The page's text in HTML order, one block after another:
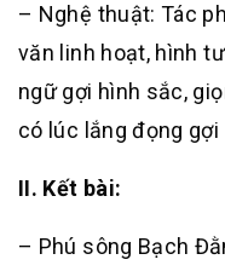
– Nghệ thuật: Tác
văn linh hoạt, hình
ngữ gợi hình sắc,
có lúc lắng đọng
II. Kết bài:
– Phú sông Bạch